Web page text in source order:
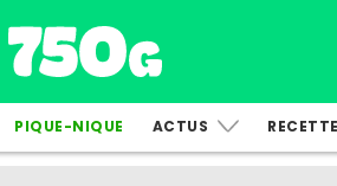
PIQUE-NIQUE ACTUS